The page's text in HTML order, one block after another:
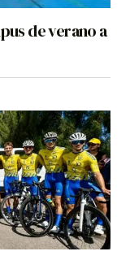
de verano a